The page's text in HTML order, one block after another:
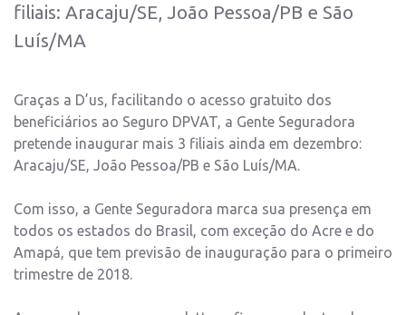
filiais: Aracaju/SE, João Pessoa/PB e São
Luís/MA
Graças a D’us, facilitando o acesso gratuito dos
beneficiários ao Seguro DPVAT, a Gente Seguradora
pretende inaugurar mais 3 filiais ainda em dezembro:
Aracaju/SE, João Pessoa/PB e São Luís/MA.
Com isso, a Gente Seguradora marca sua presença em
todos os estados do Brasil, com exceção do Acre e do
Amapá, que tem previsão de inauguração para o primeiro
trimestre de 2018.